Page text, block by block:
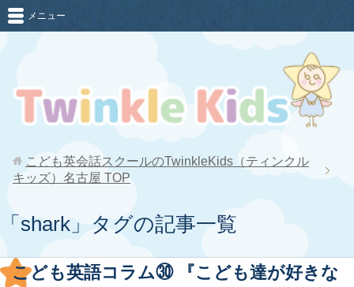
メニュー
こども英会話スクールのTwinkleKids（ティンクル
キッズ）名古屋 TOP
「shark」タグの記事一覧
こども英語コラム㉚ 『こども達が好きな